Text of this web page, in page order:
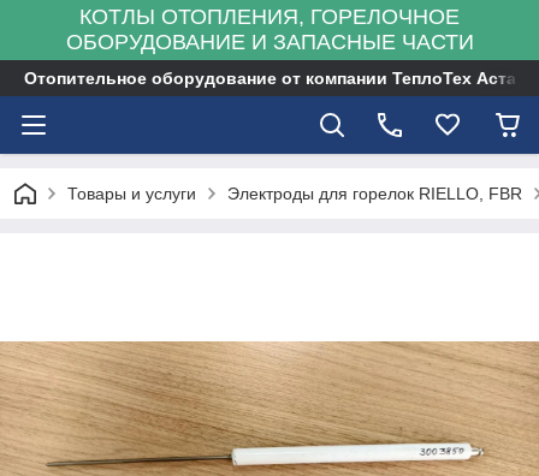
КОТЛЫ ОТОПЛЕНИЯ, ГОРЕЛОЧНОЕ
ОБОРУДОВАНИЕ И ЗАПАСНЫЕ ЧАСТИ
Отопительное оборудование от компании ТеплоТех Астана
Товары и услуги Электроды для горелок RIELLO, FBR